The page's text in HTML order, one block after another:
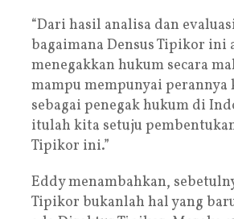
“Dari hasil analisa dan
bagaimana Densus Tipikor ini
menegakkan hukum secara
mampu mempunyai perannya
sebagai penegak hukum di
itulah kita setuju
Tipikor ini.”
Eddy menambahkan,
Tipikor bukanlah hal yang